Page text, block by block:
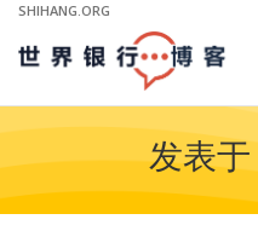
Skip
Main
Navigation
SHIHANG.ORG
发表于